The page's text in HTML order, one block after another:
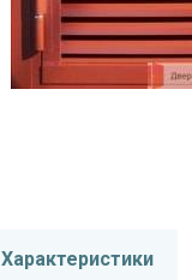
Характеристики